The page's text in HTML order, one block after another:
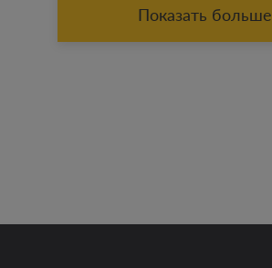
Показать больше